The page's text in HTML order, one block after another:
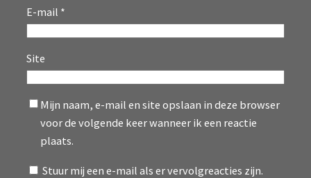
E-mail *
Site
Mijn naam, e-mail en site opslaan in deze browser
voor de volgende keer wanneer ik een reactie
plaats.
Stuur mij een e-mail als er vervolgreacties zijn.